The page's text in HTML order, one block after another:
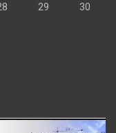
29 30